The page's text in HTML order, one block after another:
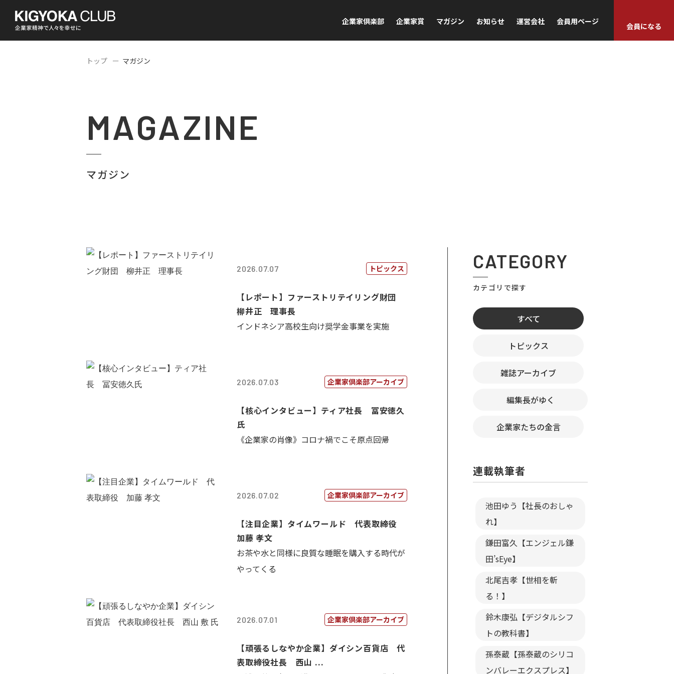
企業家倶楽部 企業家賞 マガジン お知らせ 運営会社 会員用ページ
会員になる
トップ マガジン
MAGAZINE
マガジン
2026.07.07 トピックス
【レポート】ファーストリテイリング財団
柳井正 理事長
インドネシア高校生向け奨学金事業を実施
2026.07.03 企業家倶楽部アーカイブ
【核心インタビュー】ティア社長 冨安徳久
氏
《企業家の肖像》コロナ禍でこそ原点回帰
2026.07.02 企業家倶楽部アーカイブ
【注目企業】タイムワールド 代表取締役
加藤 孝文
お茶や水と同様に良質な睡眠を購入する時代が
やってくる
2026.07.01 企業家倶楽部アーカイブ
【頑張るしなやか企業】ダイシン百貨店 代
表取締役社長 西山 ...
CATEGORY
カテゴリで探す
すべて
トピックス
雑誌アーカイブ
編集長がゆく
企業家たちの金言
連載執筆者
池田ゆう【社長のおしゃ
れ】
鎌田富久【エンジェル鎌
田’sEye】
北尾吉孝【世相を斬
る！】
鈴木康弘【デジタルシフ
トの教科書】
孫泰蔵【孫泰蔵のシリコ
ンバレーエクスプレス】